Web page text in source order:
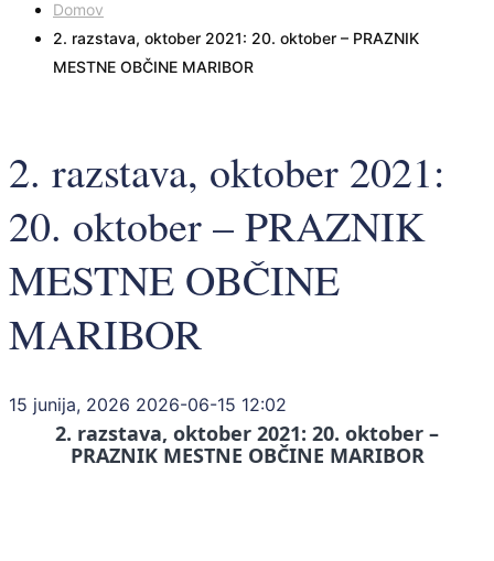
Domov
2. razstava, oktober 2021: 20. oktober – PRAZNIK
MESTNE OBČINE MARIBOR
2. razstava, oktober 2021:
20. oktober – PRAZNIK
MESTNE OBČINE
MARIBOR
15 junija, 2026 2026-06-15 12:02
2. razstava, oktober 2021: 20. oktober –
PRAZNIK MESTNE OBČINE MARIBOR